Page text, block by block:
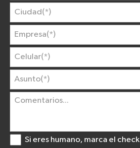
Si eres humano, marca el check